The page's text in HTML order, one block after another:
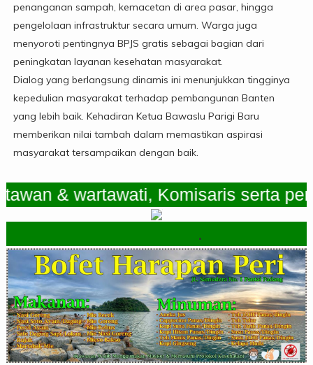
penanganan sampah, kemacetan di area pasar, hingga
pengelolaan infrastruktur secara umum. Warga juga
menyoroti pentingnya BPJS gratis sebagai bagian dari
peningkatan layanan kesehatan masyarakat.
Dialog yang berlangsung dinamis ini menunjukkan tingginya
kepedulian masyarakat terhadap pembangunan Banten
yang lebih baik. Kehadiran Ketua Bawaslu Parigi Baru
memberikan nilai tambah dalam memastikan aspirasi
masyarakat tersampaikan dengan baik.
& wartawati, Komisaris serta